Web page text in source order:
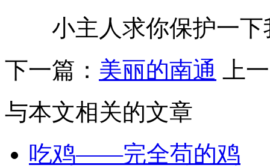
小主人求你保护一下
下一篇： 美丽的南通
上
与本文相关的文章
吃鸡——完全苟的鸡